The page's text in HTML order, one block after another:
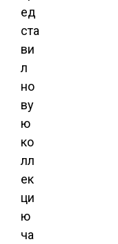
ед
ста
ви
л
но
ву
ю
ко
лл
ек
ци
ю
ча